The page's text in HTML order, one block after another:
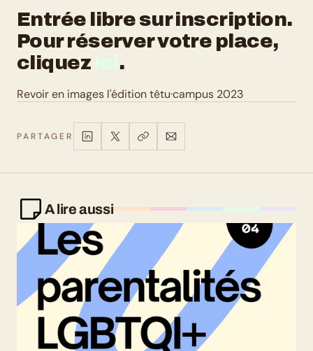
Entrée libre sur inscription.
Pour réserver votre place,
cliquez .
Revoir en images l'édition têtu·campus 2023
PARTAGER
A lire aussi